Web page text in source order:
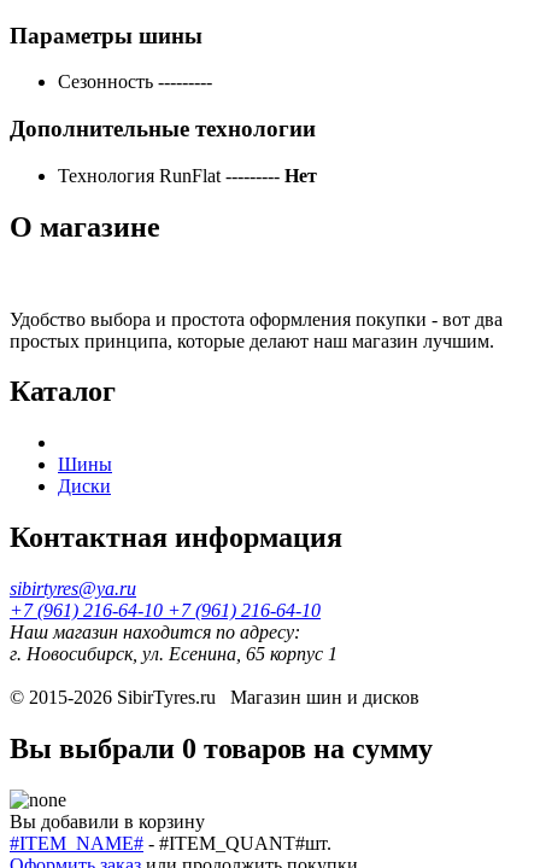
Параметры шины
Сезонность ---------
Дополнительные технологии
Технология RunFlat --------- Нет
О магазине
Удобство выбора и простота оформления покупки - вот два
простых принципа, которые делают наш магазин лучшим.
Каталог
Шины
Диски
Контактная информация
sibirtyres@ya.ru
+7 (961) 216-64-10 +7 (961) 216-64-10
Наш магазин находится по адресу:
г. Новосибирск, ул. Есенина, 65 корпус 1
© 2015-2026 SibirTyres.ru Магазин шин и дисков
Вы выбрали 0 товаров на сумму
Вы добавили в корзину
#ITEM_NAME# - #ITEM_QUANT#шт.